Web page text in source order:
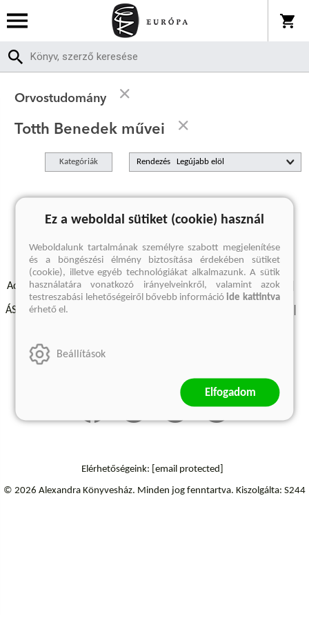
Orvostudomány
Totth Benedek művei
Kategóriák Rendezés
A keresett kifejezésre nincs találat
Adatvédelmi szabályzatok Elállási felmondási nyilatkozat
ÁSZF - Vásárlási feltételek
Elérhetőségeink: [email protected]
© 2026 Alexandra Könyvesház. Minden jog fenntartva. Kiszolgálta: S244
Ez a weboldal sütiket (cookie) használ
Weboldalunk tartalmának személyre szabott megjelenítése
és a böngészési élmény biztosítása érdekében sütiket
(cookie), illetve egyéb technológiákat alkalmazunk. A sütik
használatára vonatkozó irányelveinkről, valamint azok
testreszabási lehetőségeiről bővebb információide kattintva
érhető el.
Beállítások
Elfogadom